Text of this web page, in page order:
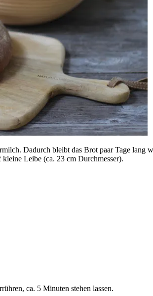
Dadurch bleibt das Brot paar Tage
Leibe (ca. 23 cm Durchmesser).
ca. 5 Minuten stehen lassen.